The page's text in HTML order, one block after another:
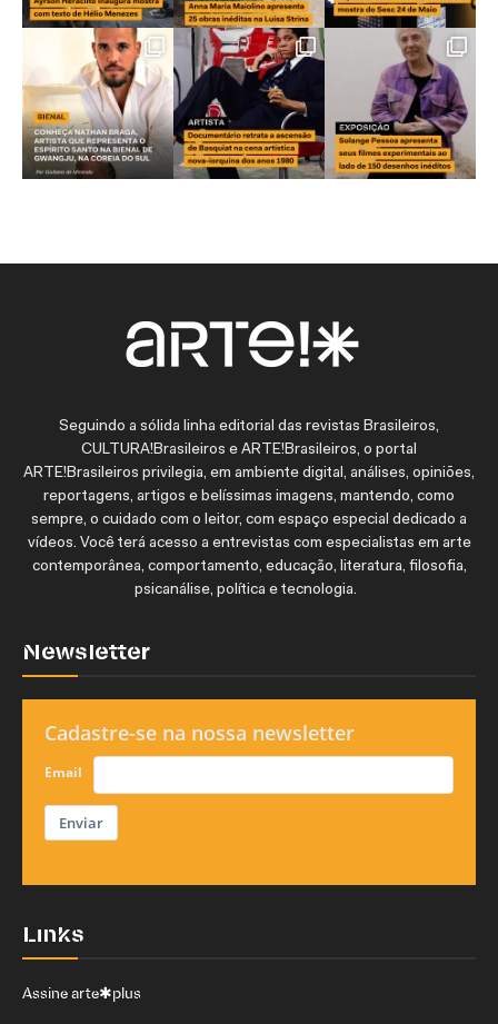
Seguindo a sólida linha editorial das revistas Brasileiros,
CULTURA!Brasileiros e ARTE!Brasileiros, o portal
ARTE!Brasileiros privilegia, em ambiente digital, análises, opiniões,
reportagens, artigos e belíssimas imagens, mantendo, como
sempre, o cuidado com o leitor, com espaço especial dedicado a
vídeos. Você terá acesso a entrevistas com especialistas em arte
contemporânea, comportamento, educação, literatura, filosofia,
psicanálise, política e tecnologia.
Newsletter
Cadastre-se na nossa newsletter
Email
Enviar
Links
Assine arte✱plus